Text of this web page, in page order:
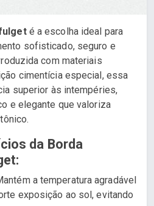
é a escolha ideal para
sofisticado, seguro e
com materiais
cimentícia especial, essa
superior às intempéries,
e elegante que valoriza
da Borda
a temperatura agradável
exposição ao sol, evitando